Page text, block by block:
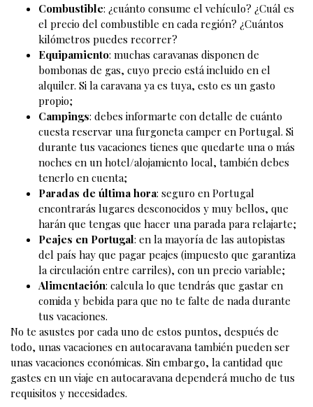
Combustible: ¿cuánto consume el vehículo? ¿Cuál es
el precio del combustible en cada región? ¿Cuántos
kilómetros puedes recorrer?
Equipamiento: muchas caravanas disponen de
bombonas de gas, cuyo precio está incluido en el
alquiler. Si la caravana ya es tuya, esto es un gasto
propio;
Campings: debes informarte con detalle de cuánto
cuesta reservar una furgoneta camper en Portugal. Si
durante tus vacaciones tienes que quedarte una o más
noches en un hotel/alojamiento local, también debes
tenerlo en cuenta;
Paradas de última hora: seguro en Portugal
encontrarás lugares desconocidos y muy bellos, que
harán que tengas que hacer una parada para relajarte;
Peajes en Portugal: en la mayoría de las autopistas
del país hay que pagar peajes (impuesto que garantiza
la circulación entre carriles), con un precio variable;
Alimentación: calcula lo que tendrás que gastar en
comida y bebida para que no te falte de nada durante
tus vacaciones.
No te asustes por cada uno de estos puntos, después de
todo, unas vacaciones en autocaravana también pueden ser
unas vacaciones económicas. Sin embargo, la cantidad que
gastes en un viaje en autocaravana dependerá mucho de tus
requisitos y necesidades.